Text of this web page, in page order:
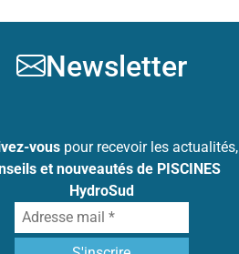
Newsletter
vous pour recevoir les actualités,
et nouveautés de PISCINES
HydroSud